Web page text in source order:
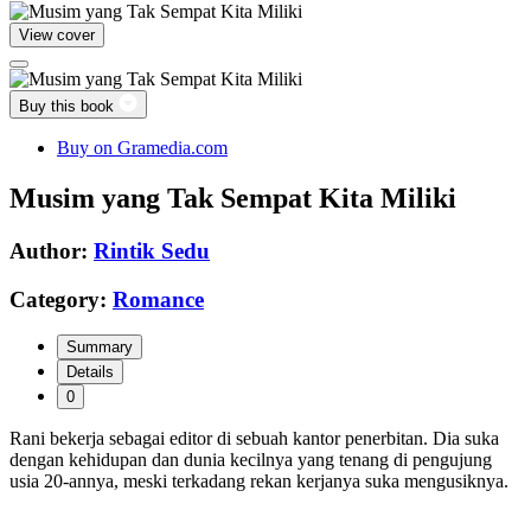
View cover
Buy this book
Buy on Gramedia.com
Musim yang Tak Sempat Kita Miliki
Author: Rintik Sedu
Category: Romance
Summary
Details
0
Rani bekerja sebagai editor di sebuah kantor penerbitan. Dia suka
dengan kehidupan dan dunia kecilnya yang tenang di pengujung
usia 20-annya, meski terkadang rekan kerjanya suka mengusiknya.